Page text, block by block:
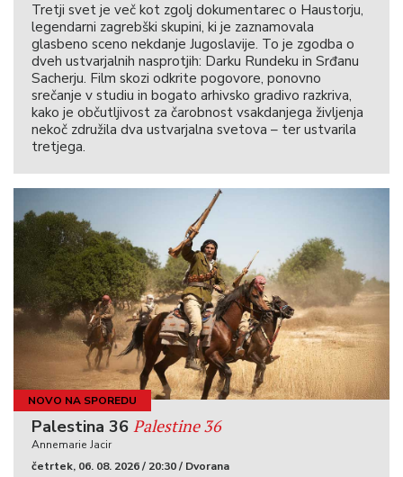
Tretji svet je več kot zgolj dokumentarec o Haustorju,
legendarni zagrebški skupini, ki je zaznamovala
glasbeno sceno nekdanje Jugoslavije. To je zgodba o
dveh ustvarjalnih nasprotjih: Darku Rundeku in Srđanu
Sacherju. Film skozi odkrite pogovore, ponovno
srečanje v studiu in bogato arhivsko gradivo razkriva,
kako je občutljivost za čarobnost vsakdanjega življenja
nekoč združila dva ustvarjalna svetova – ter ustvarila
tretjega.
NOVO NA SPOREDU
Palestina 36 Palestine 36
Annemarie Jacir
četrtek, 06. 08. 2026 / 20:30 / Dvorana